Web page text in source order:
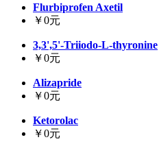
Flurbiprofen Axetil
￥0元
3,3',5'-Triiodo-L-thyronine
￥0元
Alizapride
￥0元
Ketorolac
￥0元